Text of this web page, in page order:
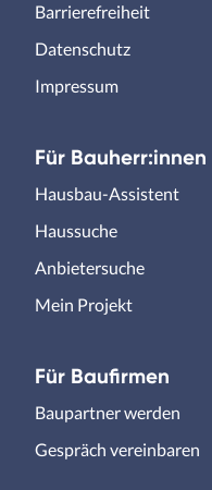
Barrierefreiheit
Datenschutz
Impressum
Für Bauherr:innen
Hausbau-Assistent
Haussuche
Anbietersuche
Mein Projekt
Für Baufirmen
Baupartner werden
Gespräch vereinbaren